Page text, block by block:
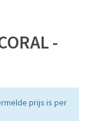
-
prijs is per